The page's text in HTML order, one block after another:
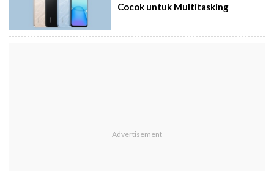
Cocok untuk Multitasking